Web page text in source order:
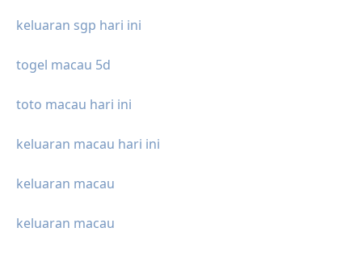
keluaran sgp hari ini
togel macau 5d
toto macau hari ini
keluaran macau hari ini
keluaran macau
keluaran macau